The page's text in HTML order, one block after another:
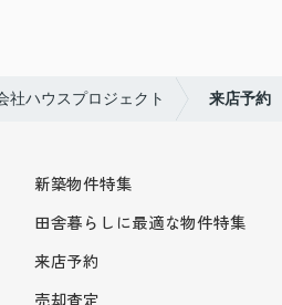
社ハウスプロジェクト 来店予約
新築物件特集
田舎暮らしに最適な物件特集
来店予約
売却査定